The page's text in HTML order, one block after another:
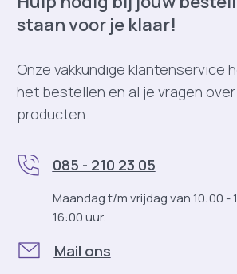
Betere ventilatie
Extra sfeer en comfort
Waarom kiezen voor
lichtkoepels
1. Gezond binnenklimaat
Goede ventilatie is belangrijk in
natuurlijke trek: warme lucht stijgt op
afgevoerd. Hierdoor ontstaat een
luchtcirculatie zonder mechanische
staan voor je klaar!
Onze vakkundige klantenservice
het bestellen en al je vragen
producten.
085 - 210 23 05
Maandag t/m vrijdag van 10:00 -
16:00 uur.
Mail ons